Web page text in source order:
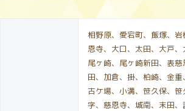
相野原、愛宕町、飯塚、
恩寺、大口、太田、大戸、
尾ヶ崎、尾ヶ崎新田、表
田、加倉、掛、柏崎、金重
古ケ場、小溝、笹久保、
字、慈恩寺、城南、末田、